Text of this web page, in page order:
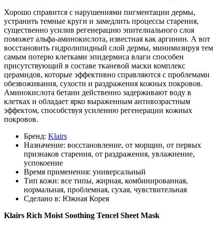
Хорошо справится с нарушениями пигментации дермы,
устранить темные круги и замедлить процессы старения,
существенно усилив регенерацию эпителиального слоя
поможет альфа-аминокислота, известная как аргинин. А вот
восстановить гидролипидный слой дермы, минимизируя тем
самым потерю клетками эпидермиса влаги способен
присутствующий в составе тканевой маски комплекс
церамидов, которые эффективно справляются с проблемами
обезвоживания, сухости и раздражения кожных покровов.
Аминокислота бетаин действенно задерживают воду в
клетках и обладает ярко выраженным антивозрастным
эффектом, способствуя усилению регенерации кожных
покровов.
Бренд: Klairs
Назначение: восстановление, от морщин, от первых
признаков старения, от раздражения, увлажнение,
успокоение
Время применения: универсальный
Тип кожи: все типы, жирная, комбинированная,
нормальная, проблемная, сухая, чувствительная
Сделано в: Южная Корея
Klairs Rich Moist Soothing Tencel Sheet Mask